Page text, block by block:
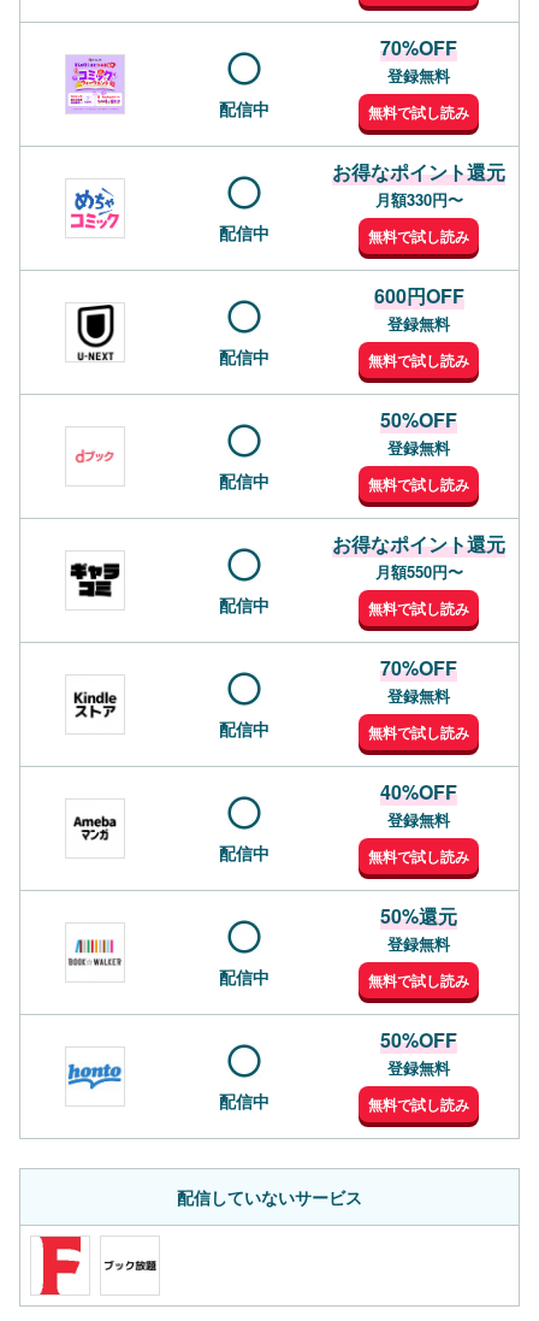
配信中
70%OFF
登録無料
無料で試し読み
配信中
お得なポイント還元
月額330円〜
無料で試し読み
配信中
600円OFF
登録無料
無料で試し読み
配信中
50%OFF
登録無料
無料で試し読み
配信中
お得なポイント還元
月額550円〜
無料で試し読み
配信中
70%OFF
登録無料
無料で試し読み
配信中
40%OFF
登録無料
無料で試し読み
配信中
50%還元
登録無料
無料で試し読み
配信中
50%OFF
登録無料
無料で試し読み
配信していないサービス